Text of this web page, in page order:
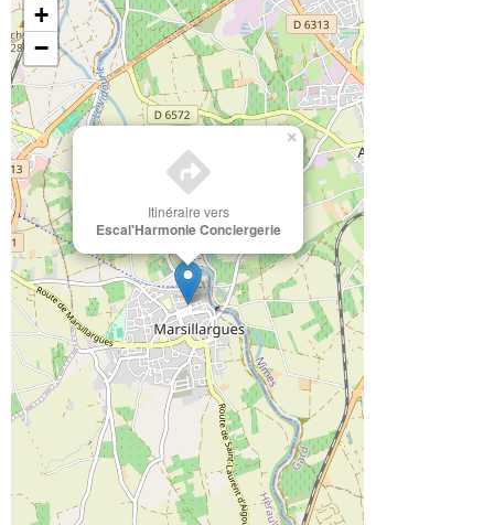
Itinéraire vers
Escal'Harmonie Conciergerie
×
+
−